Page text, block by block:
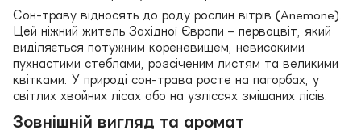
Сон-траву відносять до роду рослин вітрів (Anemone).
Цей ніжний житель Західної Європи – первоцвіт, який
виділяється потужним кореневищем, невисокими
пухнастими стеблами, розсіченим листям та великими
квітками. У природі сон-трава росте на пагорбах, у
світлих хвойних лісах або на узліссях змішаних лісів.
Зовнішній вигляд та аромат